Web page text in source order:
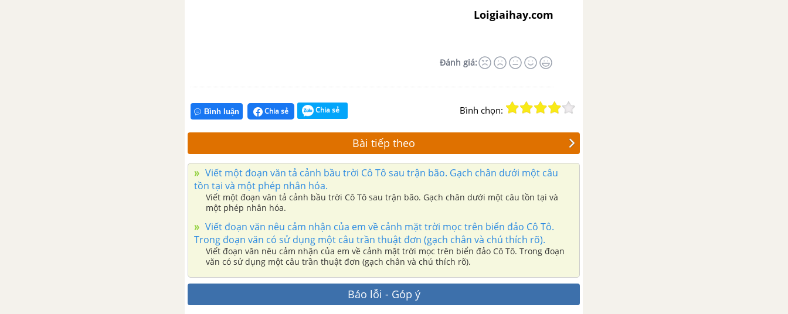
Loigiaihay.com
Đánh giá:
Bình luận Chia sẻ Chia sẻ Bình chọn:
Bài tiếp theo
Viết một đoạn văn tả cảnh bầu trời Cô Tô sau trận bão. Gạch chân dưới một câu
tồn tại và một phép nhân hóa.
Viết một đoạn văn tả cảnh bầu trời Cô Tô sau trận bão. Gạch chân dưới một câu tồn tại và
một phép nhân hóa.
Viết đoạn văn nêu cảm nhận của em về cảnh mặt trời mọc trên biển đảo Cô Tô.
Trong đoạn văn có sử dụng một câu trần thuật đơn (gạch chân và chú thích rõ).
Viết đoạn văn nêu cảm nhận của em về cảnh mặt trời mọc trên biển đảo Cô Tô. Trong đoạn
văn có sử dụng một câu trần thuật đơn (gạch chân và chú thích rõ).
Báo lỗi - Góp ý